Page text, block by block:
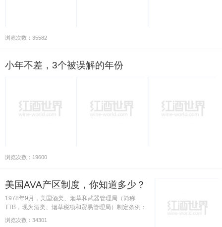
浏览次数：35582
小年不差，3个被误解的年份
浏览次数：19600
美国AVA产区制度，你知道多少？
1978年9月，美国酒类、烟草和武器管理局（简称
TTB，现为酒类、烟草税项和贸易管理局）制定条例：
根据不同气候和地理环境等条件建立美国法定葡萄种植
区，这就是AVA制度。截止2014年7月23日，TTB已经
浏览次数：34301